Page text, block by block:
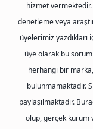
hizmet
denetleme veya
üyelerimiz
üye olarak bu
herhangi bir
bulunmamaktadır.
paylaşılmaktadır.
olup, gerçek kurum